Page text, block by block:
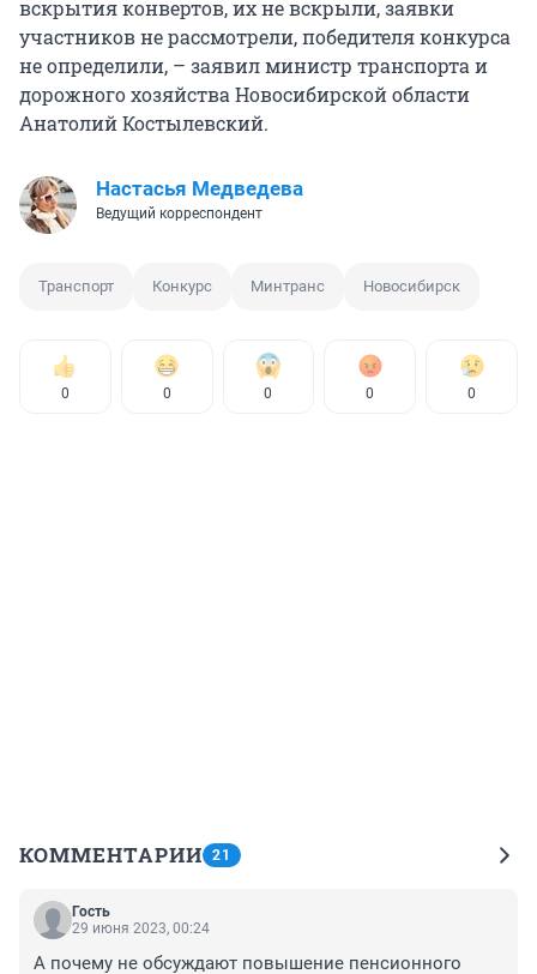
вскрытия конвертов, их не вскрыли, заявки
участников не рассмотрели, победителя конкурса
не определили, – заявил министр транспорта и
дорожного хозяйства Новосибирской области
Анатолий Костылевский.
Настасья Медведева
Ведущий корреспондент
Транспорт Конкурс Минтранс Новосибирск
0 0 0 0 0
КОММЕНТАРИИ 21
Гость
29 июня 2023, 00:24
А почему не обсуждают повышение пенсионного